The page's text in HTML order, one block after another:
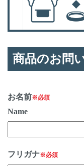
商品のお問
お名前※必須
Name
フリガナ※必須